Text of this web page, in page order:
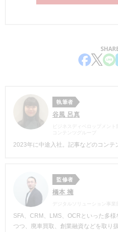
執筆者
谷風 呂真
ビジネスディベロップメント
コンテンツグループ
2023年に中途入社。記事などのコンテ
監修者
橋本 擁
デジタルソリューション事業
SFA、CRM、LMS、OCRといった多
つつ、廃車買取、創業融資などを取り